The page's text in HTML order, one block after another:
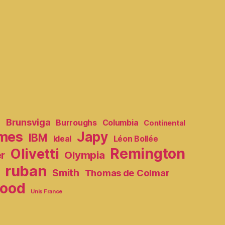
Brunsviga Burroughs Columbia Continental
IBM Ideal Japy Léon Bollée
Olivetti Olympia Remington
ruban Smith Thomas de Colmar
Unis France